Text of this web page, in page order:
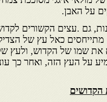
על האבן.
גם .עצים הקשורים
כאל עץ של
את שמו של הקדוש, ולעץ
על העץ הזה, ואחר כך